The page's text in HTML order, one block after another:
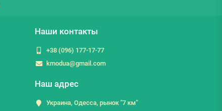
Наши контакты
+38 (096) 177-17-77
kmodua@gmail.com
Наш адрес
Украина, Одесса, рынок "7 км"